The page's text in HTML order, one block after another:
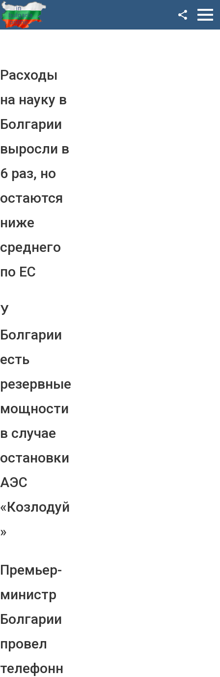
Расходы
на науку в
Болгарии
выросли в
6 раз, но
остаются
ниже
среднего
по ЕС
У
Болгарии
есть
резервные
мощности
в случае
остановки
АЭС
«Козлодуй
»
Премьер-
министр
Болгарии
провел
телефонн